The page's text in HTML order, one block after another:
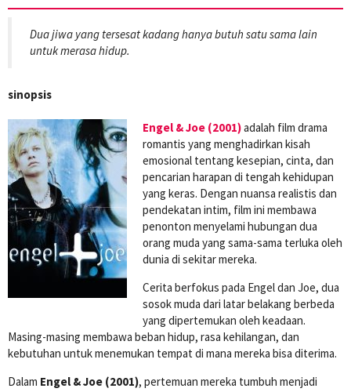
Dua jiwa yang tersesat kadang hanya butuh satu sama lain
untuk merasa hidup.
sinopsis
Engel & Joe (2001)adalah film drama
romantis yang menghadirkan kisah
emosional tentang kesepian, cinta, dan
pencarian harapan di tengah kehidupan
yang keras. Dengan nuansa realistis dan
pendekatan intim, film ini membawa
penonton menyelami hubungan dua
orang muda yang sama-sama terluka oleh
dunia di sekitar mereka.
Cerita berfokus pada Engel dan Joe, dua
sosok muda dari latar belakang berbeda
yang dipertemukan oleh keadaan.
Masing-masing membawa beban hidup, rasa kehilangan, dan
kebutuhan untuk menemukan tempat di mana mereka bisa diterima.
Dalam Engel & Joe (2001), pertemuan mereka tumbuh menjadi